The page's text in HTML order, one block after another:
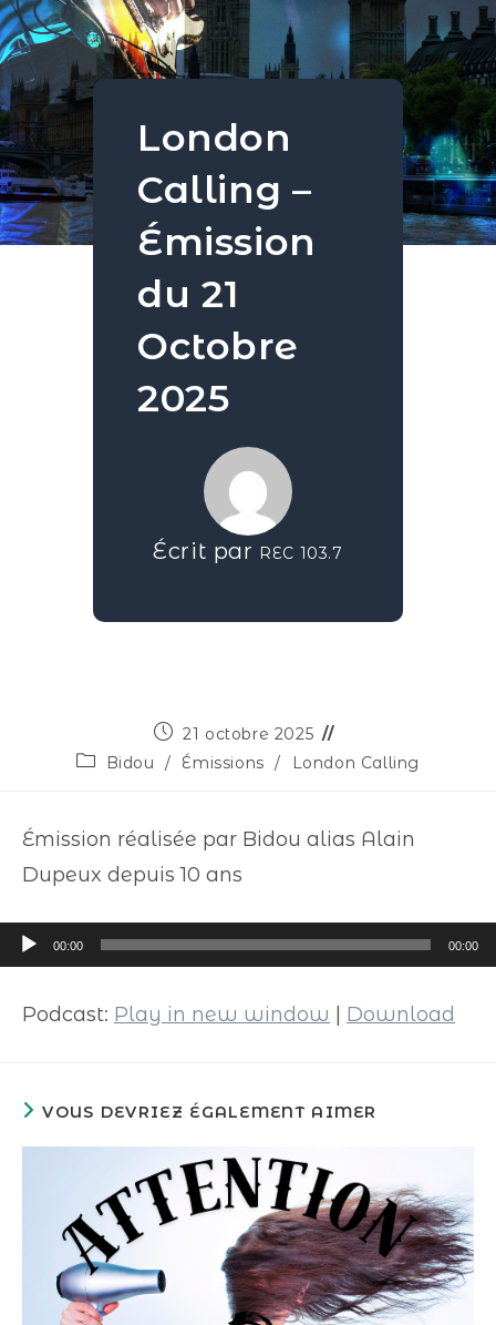
London
Calling –
Émission
du 21
Octobre
2025
Écrit par REC 103.7
21 octobre 2025
Bidou
/ Émissions / London Calling
Émission réalisée par Bidou alias Alain
Dupeux depuis 10 ans
Lecteur
audio
00:00 00:00
Podcast: Play in new window Download
VOUS DEVRIEZ ÉGALEMENT AIMER